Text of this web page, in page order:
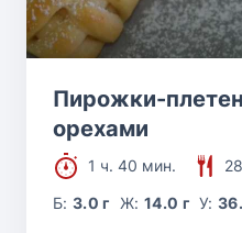
Пирожки-
орехами
1 ч. 40 мин.
Б:3.0 г Ж: 14.0 г У: